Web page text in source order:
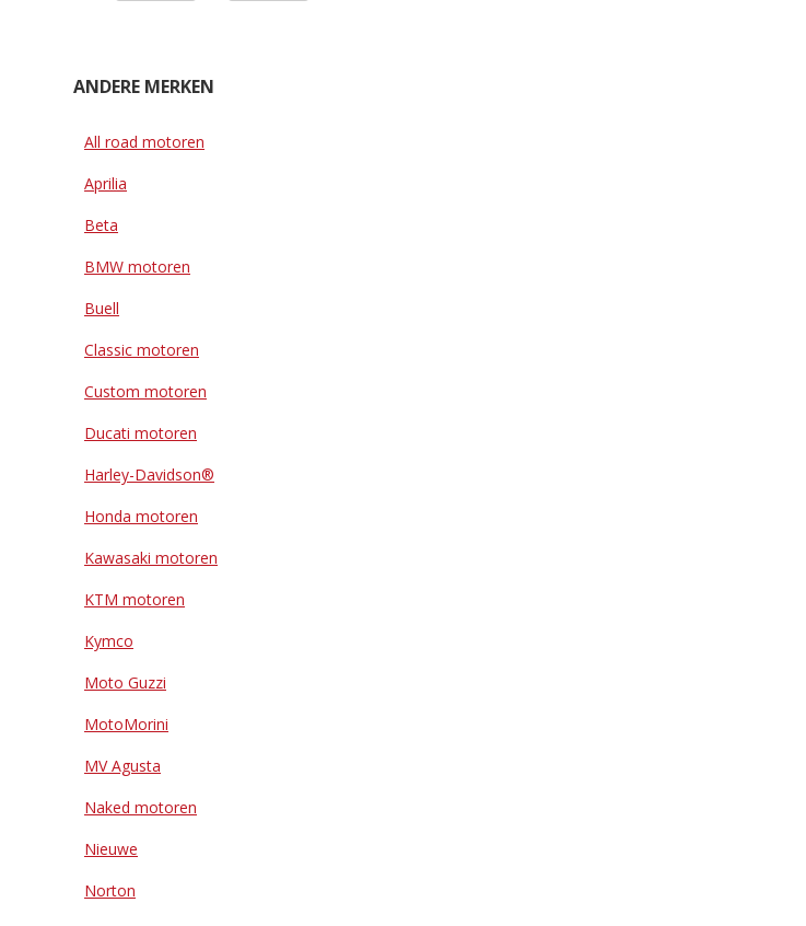
ANDERE MERKEN
All road motoren
Aprilia
Beta
BMW motoren
Buell
Classic motoren
Custom motoren
Ducati motoren
Harley-Davidson®
Honda motoren
Kawasaki motoren
KTM motoren
Kymco
Moto Guzzi
MotoMorini
MV Agusta
Naked motoren
Nieuwe
Norton